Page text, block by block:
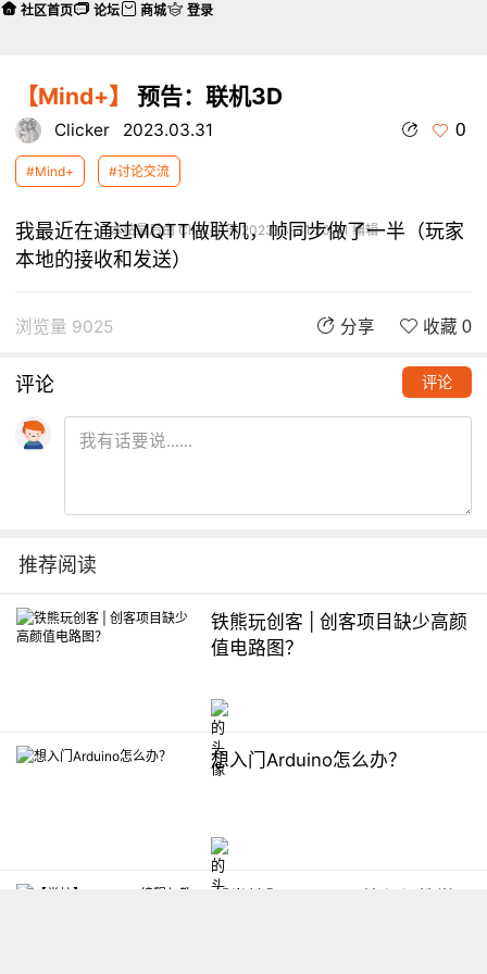
【Mind+】 预告：联机3D
Clicker 2023.03.31 0
#Mind+ #讨论交流
本帖最后由 Clicker 于 2023-3-31 20:41 编辑
我最近在通过MQTT做联机，帧同步做了一半（玩家
本地的接收和发送）
浏览量 9025 分享 收藏 0
评论 评论
推荐阅读
铁熊玩创客 | 创客项目缺少高颜
值电路图？
想入门Arduino怎么办？
社区首页 论坛 商城 登录